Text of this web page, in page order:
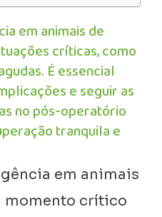
em animais de
críticas, como
É essencial
e seguir as
no pós-operatório
tranquila e
em animais
momento crítico